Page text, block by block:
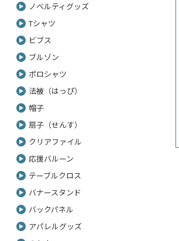
ノベルティグッズ
Tシャツ
ビブス
ブルゾン
ポロシャツ
法被（はっぴ）
帽子
扇子（せんす）
クリアファイル
応援バルーン
テーブルクロス
バナースタンド
バックパネル
アパレルグッズ